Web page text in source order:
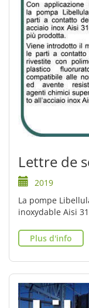
Lettre de
2019
La pompe
inoxydable Aisi
Plus d'info